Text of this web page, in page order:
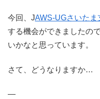
今回、JAWS-UGさいた
する機会ができましたの
いかなと思っています。
さて、どうなりますか…
—